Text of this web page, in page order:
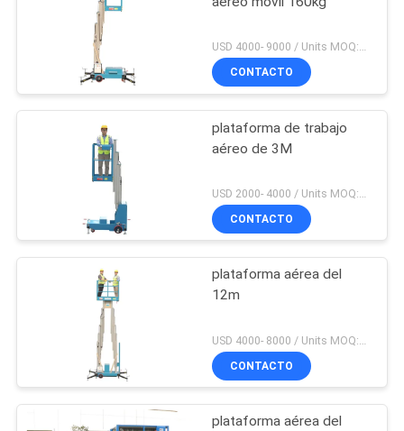
USD 4000- 9000 / Units MOQ:1 set
CONTACTO
plataforma de trabajo
aéreo de 3M
USD 2000- 4000 / Units MOQ:1 set
CONTACTO
plataforma aérea del
12m
USD 4000- 8000 / Units MOQ:1 UNIDAD
CONTACTO
plataforma aérea del